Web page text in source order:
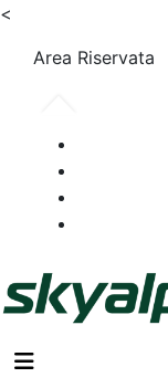
<
Area Riservata